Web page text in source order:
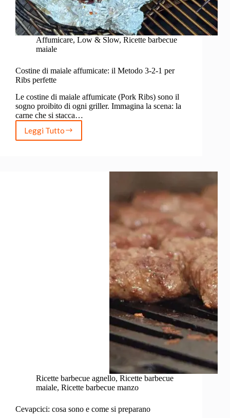
Affumicare, Low & Slow, Ricette barbecue
maiale
Costine di maiale affumicate: il Metodo 3-2-1 per
Ribs perfette
Le costine di maiale affumicate (Pork Ribs) sono il
sogno proibito di ogni griller. Immagina la scena: la
carne che si stacca…
Leggi Tutto
Costine
di
Ricette barbecue agnello, Ricette barbecue
maiale, Ricette barbecue manzo
Cevapcici: cosa sono e come si preparano